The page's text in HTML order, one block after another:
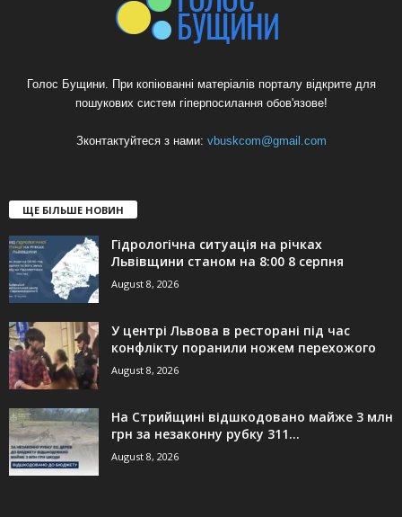
Голос Бущини. При копіюванні матеріалів порталу відкрите для
пошукових систем гіперпосилання обов'язове!
Зконтактуйтеся з нами: vbuskcom@gmail.com
ЩЕ БІЛЬШЕ НОВИН
Гідрологічна ситуація на річках
Львівщини станом на 8:00 8 серпня
August 8, 2026
У центрі Львова в ресторані під час
конфлікту поранили ножем перехожого
August 8, 2026
На Стрийщині відшкодовано майже 3 млн
грн за незаконну рубку 311...
August 8, 2026